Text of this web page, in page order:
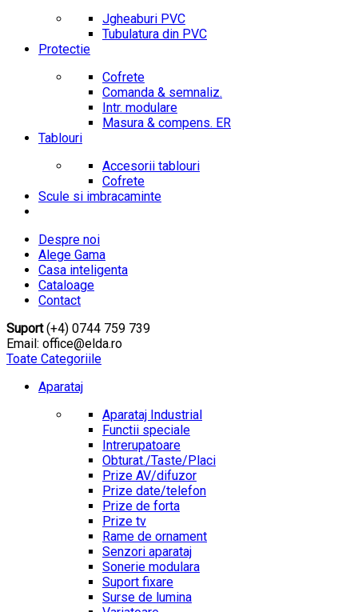
Jgheaburi PVC
Tubulatura din PVC
Protectie
Cofrete
Comanda & semnaliz.
Intr. modulare
Masura & compens. ER
Tablouri
Accesorii tablouri
Cofrete
Scule si imbracaminte
Despre noi
Alege Gama
Casa inteligenta
Cataloage
Contact
Suport(+4) 0744 759 739
Email: office@elda.ro
Toate Categoriile
Aparataj
Aparataj Industrial
Functii speciale
Intrerupatoare
Obturat./Taste/Placi
Prize AV/difuzor
Prize date/telefon
Prize de forta
Prize tv
Rame de ornament
Senzori aparataj
Sonerie modulara
Suport fixare
Surse de lumina